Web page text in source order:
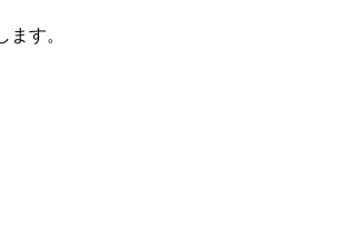
す。